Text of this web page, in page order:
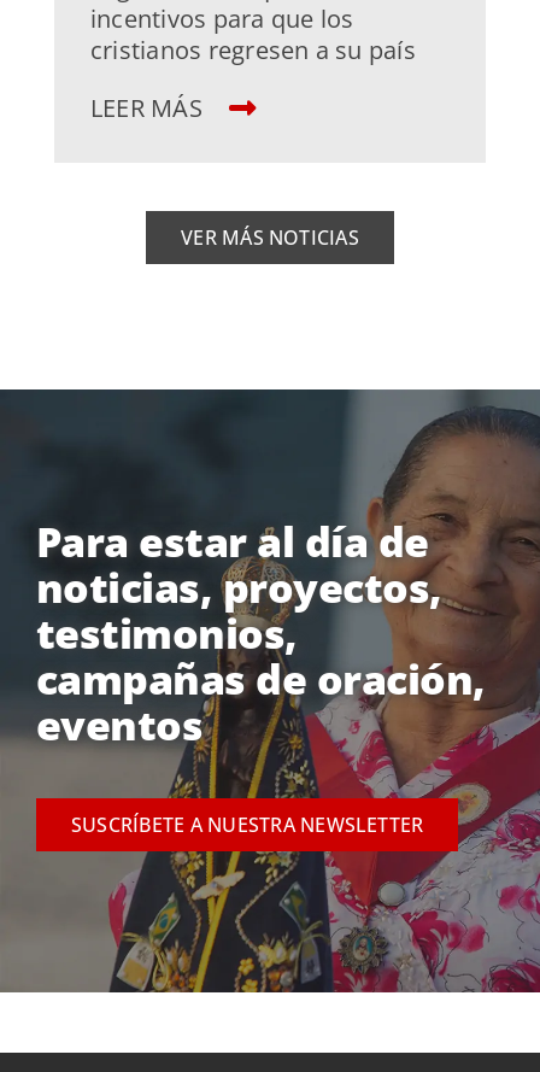
incentivos para que los
cristianos regresen a su país
LEER MÁS
VER MÁS NOTICIAS
Para estar al día de
noticias, proyectos,
testimonios,
campañas de oración,
eventos
SUSCRÍBETE A NUESTRA NEWSLETTER